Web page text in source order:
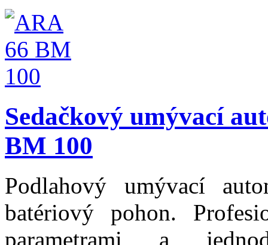
Sedačkový umývací
BM 100
Podlahový umývací
batériový pohon.
parametrami a